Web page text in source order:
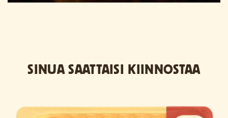
SINUA SAATTAISI KIINNOSTAA